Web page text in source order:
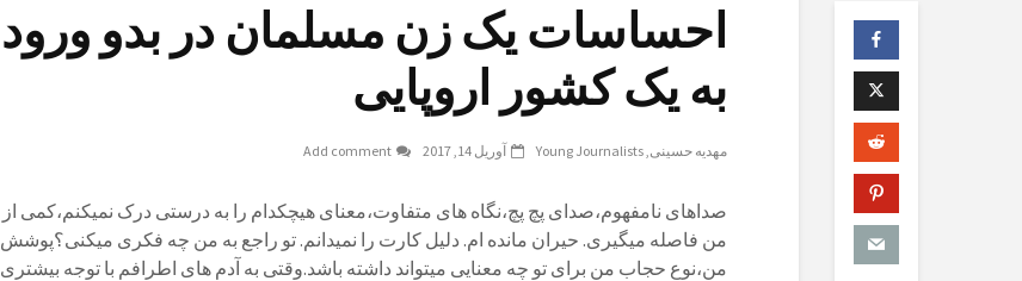
احساسات یک زن مسلمان در بدو ورود
به یک کشور اروپایی
مهدیه حسینی Young Journalists آوریل 14, 2017 Add comment
صداهای نامفهوم،صدای پچ پچ،نگاه های متفاوت،معنای هیچکدام را به درستی درک نمیکنم،کمی از
من فاصله میگیری. حیران مانده ام. دلیل کارت را نمیدانم. تو راجع به من چه فکری میکنی؟پوشش
من،نوع حجاب من برای تو چه معنایی میتواند داشته باشد.وقتی به آدم های اطرافم با توجه بیشتری